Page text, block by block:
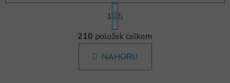
O
v
l
á
d
S
t
r
á
n
k
1
5
210 položek celkem
NAHORU